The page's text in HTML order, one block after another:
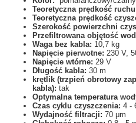
Teoretyczna prędkość
Teoretyczna prędkość
Szerokość powierzchni
Przefiltrowana objętość
Waga bez kabla: 10,7 kg
Napięcie pierwotne: 230 V,
Napięcie wtórne: 29 V
Długość kabla: 30 m
krętlik (trzpień obrotowy
kabla): tak
Optymalna temperatura
Czas cyklu czyszczenia: 4 -
Wydajność filtracji: 70 μm